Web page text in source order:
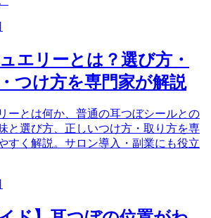
エリーとは？選び方・
つけ方を専門家が解説
ーとは何か、普通の耳つぼシールとの
と選び方、正しいつけ方・取り方を専
すく解説。サロン導入・副業にも役立